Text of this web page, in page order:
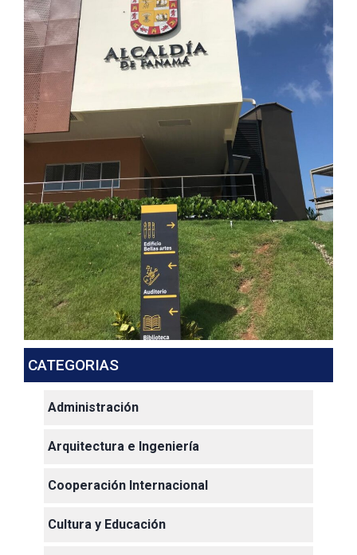
CATEGORIAS
Administración
Arquitectura e Ingeniería
Cooperación Internacional
Cultura y Educación